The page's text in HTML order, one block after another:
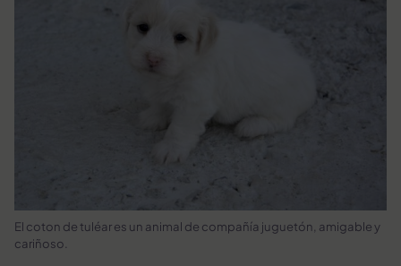
El coton de tuléar es un animal de compañía juguetón, amigable y
cariñoso.